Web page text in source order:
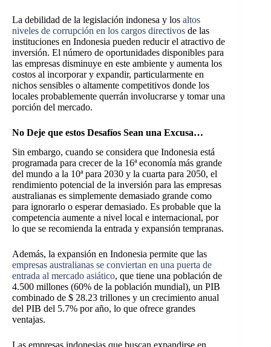
La debilidad de la legislación indonesa y los altos
niveles de corrupción en los cargos directivos de las
instituciones en Indonesia pueden reducir el atractivo de
inversión. El número de oportunidades disponibles para
las empresas disminuye en este ambiente y aumenta los
costos al incorporar y expandir, particularmente en
nichos sensibles o altamente competitivos donde los
locales probablemente querrán involucrarse y tomar una
porción del mercado.
No Deje que estos Desafíos Sean una Excusa…
Sin embargo, cuando se considera que Indonesia está
programada para crecer de la 16ª economía más grande
del mundo a la 10ª para 2030 y la cuarta para 2050, el
rendimiento potencial de la inversión para las empresas
australianas es simplemente demasiado grande como
para ignorarlo o esperar demasiado. Es probable que la
competencia aumente a nivel local e internacional, por
lo que se recomienda la entrada y expansión tempranas.
Además, la expansión en Indonesia permite que las
empresas australianas se conviertan en una puerta de
entrada al mercado asiático, que tiene una población de
4.500 millones (60% de la población mundial), un PIB
combinado de $ 28.23 trillones y un crecimiento anual
del PIB del 5.7% por año, lo que ofrece grandes
ventajas.